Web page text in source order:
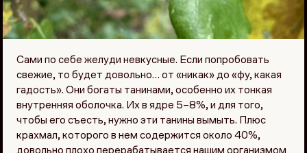
Сами по себе желуди невкусные. Если попробовать
свежие, то будет довольно… от «никак» до «фу, какая
гадость». Они богаты танинами, особенно их тонкая
внутренняя оболочка. Их в ядре 5–8%, и для того,
чтобы его съесть, нужно эти танины вымыть. Плюс
крахмал, которого в нем содержится около 40%,